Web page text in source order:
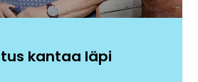
kantaa läpi